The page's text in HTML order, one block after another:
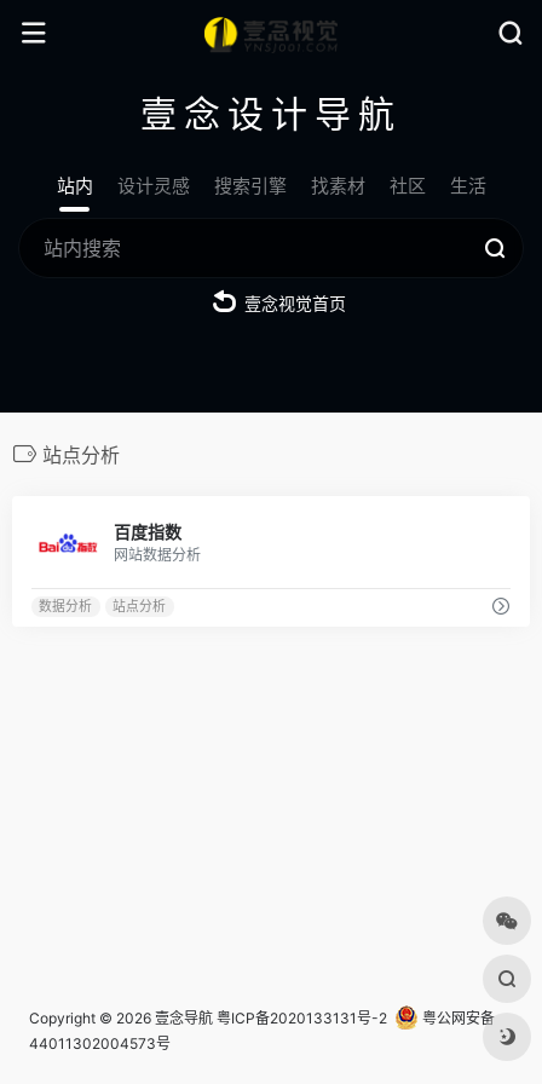
壹念设计导航
站内 设计灵感 搜索引擎 找素材 社区 生活
壹念视觉首页
站点分析
百度指数
网站数据分析
数据分析 站点分析
Copyright © 2026 壹念导航 粤ICP备2020133131号-2
粤公网安备
44011302004573号